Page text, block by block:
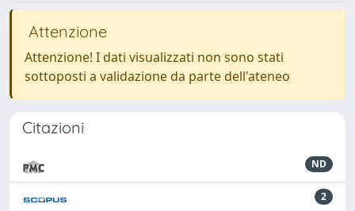
Attenzione
Attenzione! I dati visualizzati non sono stati
sottoposti a validazione da parte dell'ateneo
Citazioni
ND
2